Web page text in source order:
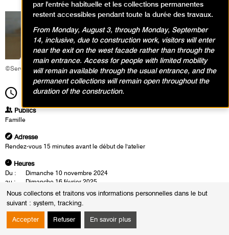
Nous collectons et traitons vos informations personnelles dans le but
suivant : system, tracking.
Accepter Refuser En savoir plus
©Service éducatif et culturel
15h30Durée1h30
Publics
Famille
Adresse
Rendez-vous 15 minutes avant le début de l'atelier
Heures
Du :
Dimanche 10 novembre 2024
au :
Dimanche 16 février 2025
Le :
Dimanche 16 février 2025 de 15h30 à 17h00
Cette visite-atelier en famille autour de l’œuvre de Hans Josephsohn
permet de découvrir des sculptures qui combinent figuration et
par l'entrée habituelle et les collections permanentes
restent accessibles pendant toute la durée des travaux.
From Monday, August 3, through Monday, September
14, inclusive, due to construction work, visitors will enter
near the exit on the west facade rather than through the
main entrance. Access for people with limited mobility
will remain available through the usual entrance, and the
permanent collections will remain open throughout the
duration of the construction.